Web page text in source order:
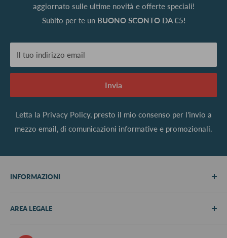
aggiornato sulle ultime novità e offerte speciali!
Subito per te un BUONO SCONTO DA €5!
Il tuo indirizzo email
Invia
Letta la Privacy Policy, presto il mio consenso per l’invio a
mezzo email, di comunicazioni informative e promozionali.
INFORMAZIONI
Metodi di pagamento
AREA LEGALE